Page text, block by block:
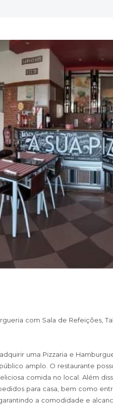
com Sala de Refeições,
uma Pizzaria e
amplo. O restaurante
comida no local. Além
para casa, bem como
a comodidade e